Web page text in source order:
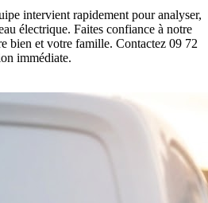
intervient rapidement pour analyser,
électrique. Faites confiance à notre
bien et votre famille. Contactez 09 72
immédiate.